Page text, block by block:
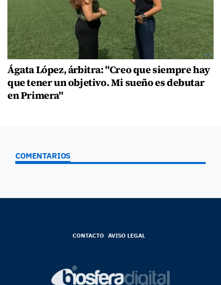
Ágata López, árbitra: "Creo que siempre hay
que tener un objetivo. Mi sueño es debutar
en Primera"
COMENTARIOS
CONTACTO AVISO LEGAL